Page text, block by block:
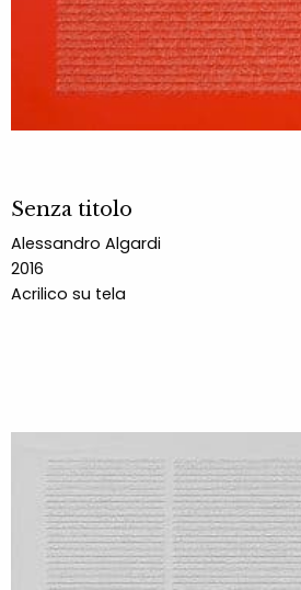
Senza titolo
Alessandro Algardi
2016
Acrilico su tela